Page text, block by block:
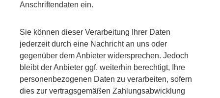
Anschriftendaten ein.
Sie können dieser Verarbeitung Ihrer Daten
jederzeit durch eine Nachricht an uns oder
gegenüber dem Anbieter widersprechen. Jedoch
bleibt der Anbieter ggf. weiterhin berechtigt, Ihre
personenbezogenen Daten zu verarbeiten, sofern
dies zur vertragsgemäßen Zahlungsabwicklung